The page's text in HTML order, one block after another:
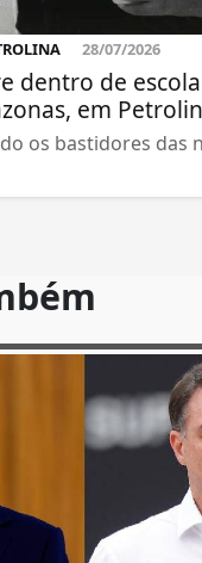
28/07/2026
dentro de
em
os bastidores das